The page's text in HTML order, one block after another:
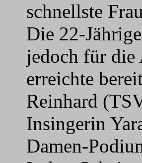
schnellste
Die 22-
jedoch für
erreichte
Reinhard
Insingerin
Damen-